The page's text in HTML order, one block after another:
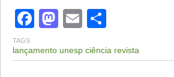
Facebook
Mastodon
Email
TAGS
lançamento unesp ciência revista